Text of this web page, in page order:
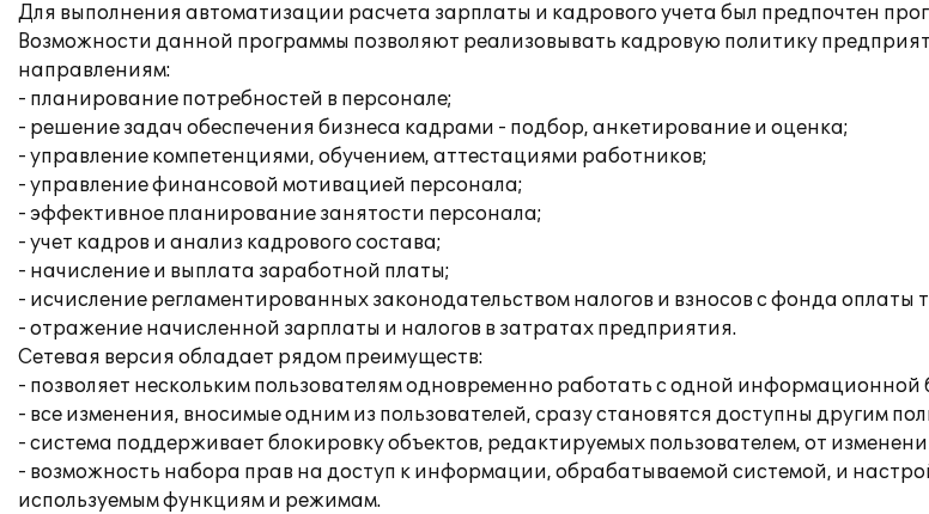
Для выполнения автоматизации расчета зарплаты и кадрового учета был предпочтен
Возможности данной программы позволяют реализовывать кадровую политику
направлениям:
- планирование потребностей в персонале;
- решение задач обеспечения бизнеса кадрами - подбор, анкетирование и оценка;
- управление компетенциями, обучением, аттестациями работников;
- управление финансовой мотивацией персонала;
- эффективное планирование занятости персонала;
- учет кадров и анализ кадрового состава;
- начисление и выплата заработной платы;
- исчисление регламентированных законодательством налогов и взносов с фонда оплаты
- отражение начисленной зарплаты и налогов в затратах предприятия.
Сетевая версия обладает рядом преимуществ:
- позволяет нескольким пользователям одновременно работать с одной информационной
- все изменения, вносимые одним из пользователей, сразу становятся доступны другим
- система поддерживает блокировку объектов, редактируемых пользователем, от
- возможность набора прав на доступ к информации, обрабатываемой системой, и
используемым функциям и режимам.